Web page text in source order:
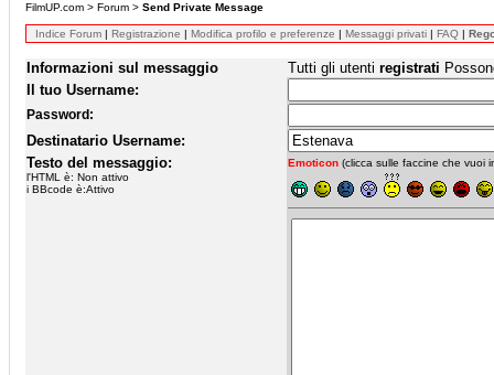
FilmUP.com > Forum > Send Private Message
Indice Forum | Registrazione | Modifica profilo e preferenze | Messaggi privati | FAQ |
Informazioni sul messaggio Tutti gli utenti registrati
Il tuo Username:
Password:
Destinatario Username:
Testo del messaggio:
l'HTML è: Non attivo
i BBcode è:Attivo
Emoticon (clicca sulle faccine che vuoi